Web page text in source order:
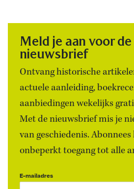
Meld je aan voor de
nieuwsbrief
Ontvang historische
actuele aanleiding,
aanbiedingen wekelijks
Met de nieuwsbrief mis je
van geschiedenis.
onbeperkt toegang tot alle
E-mailadres